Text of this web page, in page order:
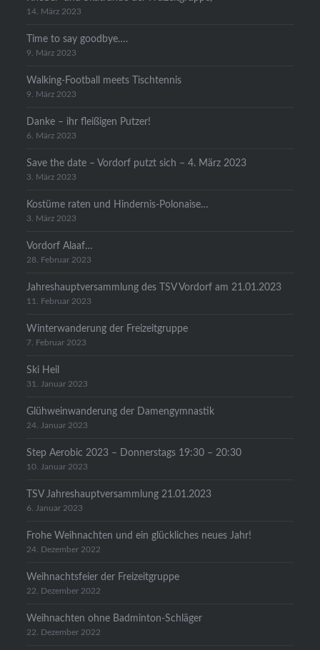
14. März 2023
Time to say goodbye….
9. März 2023
Walking-Football meets Tischtennis
9. März 2023
Danke – ihr fleißigen Putzer!
6. März 2023
Save the date – Vordorf putzt sich – 4. März 2023
3. März 2023
Kostüme raten und Hindernis-Polonaise…
3. März 2023
Vordorf Alaaf…
28. Februar 2023
Jahreshauptversammlung des TSV Vordorf am 21.01.2023
11. Februar 2023
Winterwanderung der Freizeitgruppe
7. Februar 2023
Ski Heil
31. Januar 2023
Glühweinwanderung der Damengymnastik
24. Januar 2023
Step Aerobic 2023 – Donnerstags 19:30 – 20:30
10. Januar 2023
TSV Jahreshauptversammlung 21.01.2023
6. Januar 2023
Frohe Weihnachten und ein glückliches neues Jahr!
24. Dezember 2022
Weihnachtsfeier der Freizeitgruppe
22. Dezember 2022
Weihnachten ohne Badminton-Schläger
22. Dezember 2022